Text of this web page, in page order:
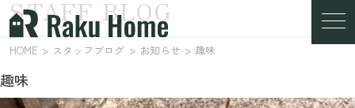
スタッフブログ
STAFF BLOG
HOME スタッフブログ お知らせ 趣味
趣味